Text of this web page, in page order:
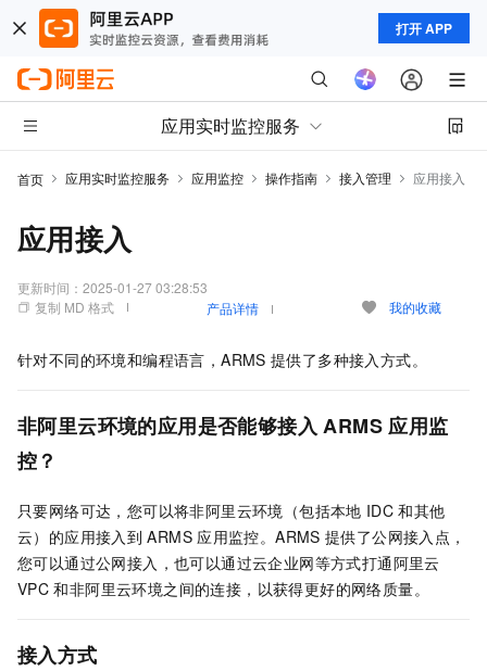
打开 APP
应用实时监控服务
首页 应用实时监控服务 应用监控 操作指南 接入管理 应用接入
应用接入
更新时间： 2025-01-27 03:28:53
复制 MD 格式
产品详情 我的收藏
针对不同的环境和编程语言，ARMS 提供了多种接入方式。
非阿里云环境的应用是否能够接入 ARMS 应用监
控？
只要网络可达，您可以将非阿里云环境（包括本地 IDC 和其他
云）的应用接入到 ARMS 应用监控。ARMS 提供了公网接入点，
您可以通过公网接入，也可以通过云企业网等方式打通阿里云
VPC 和非阿里云环境之间的连接，以获得更好的网络质量。
接入方式